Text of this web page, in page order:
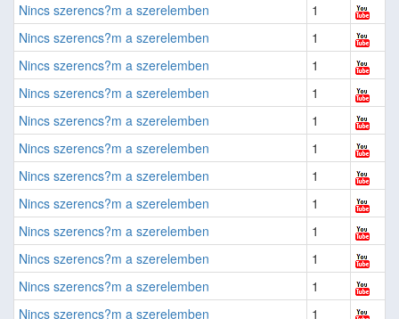
Nincs szerencs?m a szerelemben
1
Nincs szerencs?m a szerelemben
1
Nincs szerencs?m a szerelemben
1
Nincs szerencs?m a szerelemben
1
Nincs szerencs?m a szerelemben
1
Nincs szerencs?m a szerelemben
1
Nincs szerencs?m a szerelemben
1
Nincs szerencs?m a szerelemben
1
Nincs szerencs?m a szerelemben
1
Nincs szerencs?m a szerelemben
1
Nincs szerencs?m a szerelemben
1
Nincs szerencs?m a szerelemben
1